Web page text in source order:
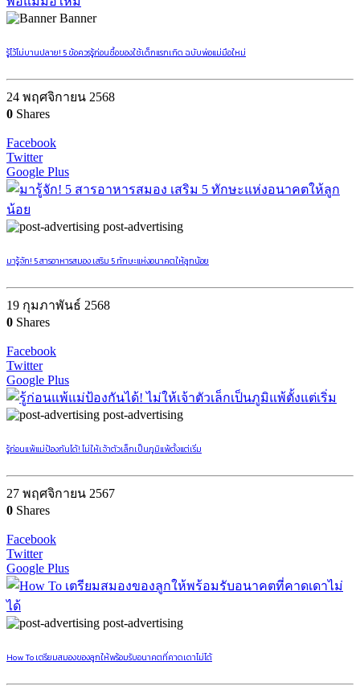
Banner
รู้ไว้ไม่บานปลาย! 5 ข้อควรรู้ก่อนซื้อของใช้เด็กแรกเกิด ฉบับพ่อแม่มือใหม่
24 พฤศจิกายน 2568
0 Shares
Facebook
Twitter
Google Plus
post-advertising
มารู้จัก! 5 สารอาหารสมอง เสริม 5 ทักษะแห่งอนาคตให้ลูกน้อย
19 กุมภาพันธ์ 2568
0 Shares
Facebook
Twitter
Google Plus
post-advertising
รู้ก่อนแพ้แม่ป้องกันได้! ไม่ให้เจ้าตัวเล็กเป็นภูมิแพ้ตั้งแต่เริ่ม
27 พฤศจิกายน 2567
0 Shares
Facebook
Twitter
Google Plus
post-advertising
How To เตรียมสมองของลูกให้พร้อมรับอนาคตที่คาดเดาไม่ได้